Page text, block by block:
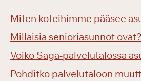
Miten koteihimme pääsee
Millaisia senioriasunnot ovat?
Voiko Saga-palvelutalossa
Pohditko palvelutaloon